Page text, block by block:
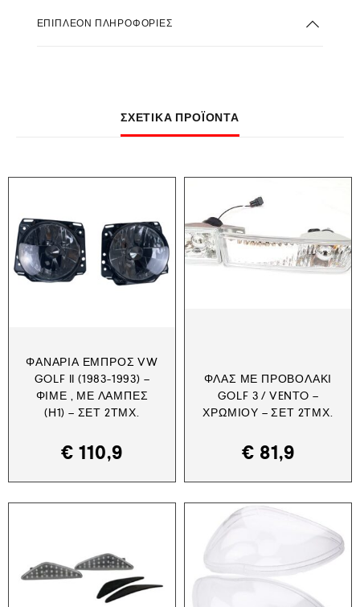
ΕΠΙΠΛΈΟΝ ΠΛΗΡΟΦΟΡΊΕΣ
ΣΧΕΤΙΚΆ ΠΡΟΪΌΝΤΑ
ΦΑΝΆΡΙΑ ΕΜΠΡΌΣ VW
GOLF II (1983-1993) –
ΦΙΜΈ , ΜΕ ΛΆΜΠΕΣ
(Η1) – ΣΕΤ 2ΤΜΧ.
€ 110,9
ΦΛΑΣ ΜΕ ΠΡΟΒΟΛΆΚΙ
GOLF 3 / VENTO –
ΧΡΩΜΊΟΥ – ΣΕΤ 2ΤΜΧ.
€ 81,9